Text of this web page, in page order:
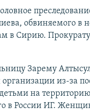
обвиняемого в
в Сирию.
Зарему
из-за
на
в России ИГ.